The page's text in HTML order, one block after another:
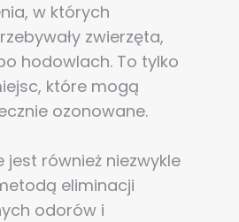
w których
zwierzęta,
hodowlach. To tylko
które mogą
ozonowane.
jest również niezwykle
eliminacji
odorów i